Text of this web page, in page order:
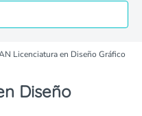
Licenciatura en Diseño Gráfico
Diseño